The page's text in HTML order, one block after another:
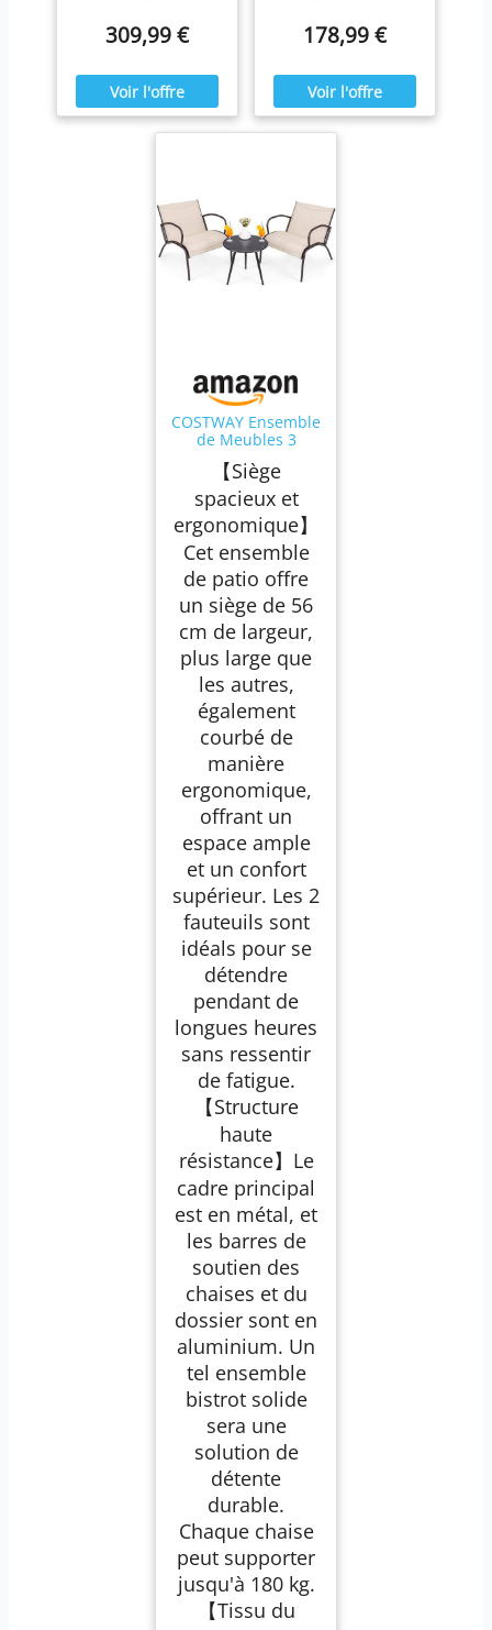
309,99 € 178,99 €
COSTWAY Ensemble
de Meubles 3
Pièces d'Extérieur,
Salon de Jardin
Fauteuils et Table
en Aluminium
Métal avec Siège
Incurvé en Tissu,
pour Jardin, Patio,
Bord de la Piscine
【Siège
spacieux et
ergonomique】
Cet ensemble
de patio offre
un siège de 56
cm de largeur,
plus large que
les autres,
également
courbé de
manière
ergonomique,
offrant un
espace ample
et un confort
supérieur. Les 2
fauteuils sont
idéals pour se
détendre
pendant de
longues heures
sans ressentir
de fatigue.
【Structure
haute
résistance】Le
cadre principal
est en métal, et
les barres de
soutien des
chaises et du
dossier sont en
aluminium. Un
tel ensemble
bistrot solide
sera une
solution de
détente
durable.
Chaque chaise
peut supporter
jusqu'à 180 kg.
【Tissu du